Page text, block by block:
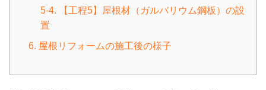
5-4. 【工程5】屋根材（ガルバリウム鋼板）の設
置
6. 屋根リフォームの施工後の様子